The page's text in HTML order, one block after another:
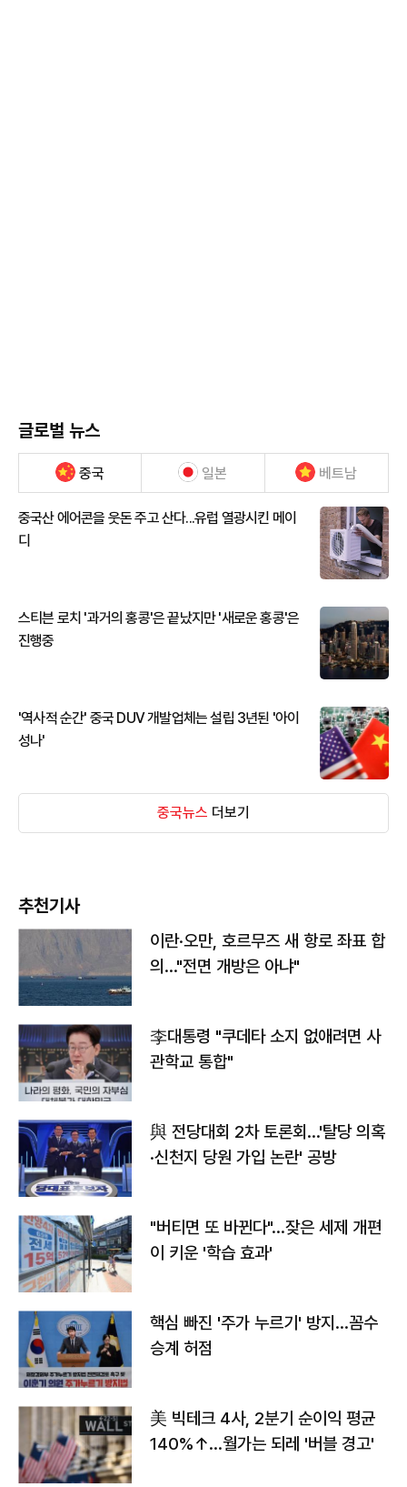
글로벌 뉴스
중국 일본 베트남
중국산 에어콘을 웃돈 주고 산다...유럽 열광시킨 메이
디
스티븐 로치 '과거의 홍콩'은 끝났지만 '새로운 홍콩'은
진행중
'역사적 순간' 중국 DUV 개발업체는 설립 3년된 '아이
성나'
중국뉴스 더보기
추천기사
이란·오만, 호르무즈 새 항로 좌표 합
의…"전면 개방은 아냐"
李대통령 "쿠데타 소지 없애려면 사
관학교 통합"
與 전당대회 2차 토론회…'탈당 의혹
·신천지 당원 가입 논란' 공방
"버티면 또 바뀐다"…잦은 세제 개편
이 키운 '학습 효과'
핵심 빠진 '주가 누르기' 방지…꼼수
승계 허점
美 빅테크 4사, 2분기 순이익 평균
140%↑…월가는 되레 '버블 경고'